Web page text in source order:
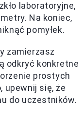
laboratoryjne,
Na koniec,
pomyłek.
zamierzasz
odkryć konkretne
prostych
upewnij się, że
do uczestników.